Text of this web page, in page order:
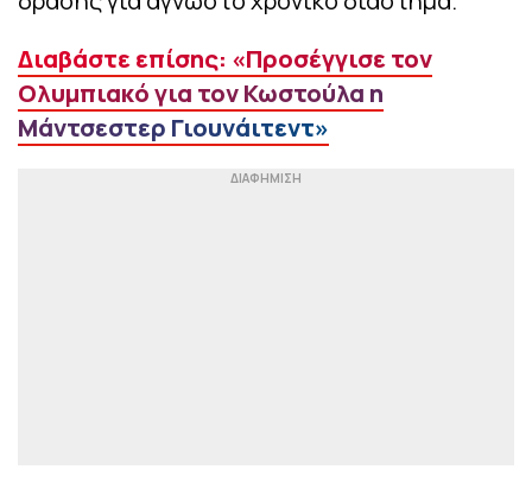
Διαβάστε επίσης: «Προσέγγισε τον
Ολυμπιακό για τον Κωστούλα η
Μάντσεστερ Γιουνάιτεντ»